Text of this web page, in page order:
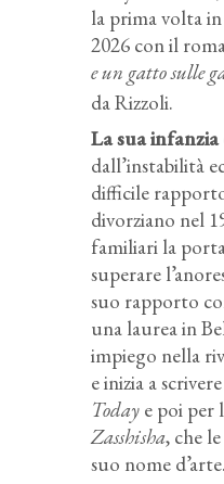
la prima volta
2026 con il
e un gatto sulle
da Rizzoli.
La sua infanzia
dall’instabilità
difficile
divorziano nel
familiari la
superare
suo rapporto
una laurea in
impiego nella
e inizia a
Today e poi per
Zasshisha, che
suo nome d’arte.